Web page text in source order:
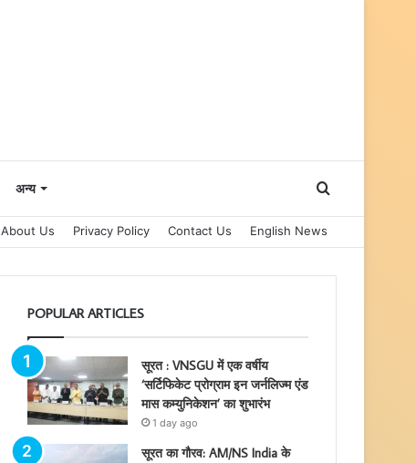
अन्य Search
for
About Us Privacy Policy Contact Us English News
POPULAR ARTICLES
सूरत : VNSGU में एक वर्षीय
‘सर्टिफिकेट प्रोग्राम इन जर्नलिज्म एंड
मास कम्युनिकेशन’ का शुभारंभ
1 day ago
सूरत का गौरव: AM/NS India के